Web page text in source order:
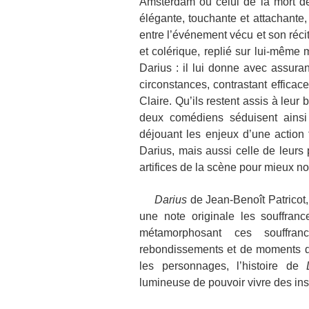
élégante, touchante et
entre l’événement vécu et son
et colérique, replié sur lui-même
Darius : il lui donne avec
circonstances, contrastant
Claire. Qu’ils restent assis à leur
deux comédiens séduisent
déjouant les enjeux d’une
Darius, mais aussi celle de leurs
artifices de la scène pour mieux
Darius de Jean-Benoît
une note originale les
métamorphosant ces
rebondissements et de moments
les personnages, l’histoire de
lumineuse de pouvoir vivre des